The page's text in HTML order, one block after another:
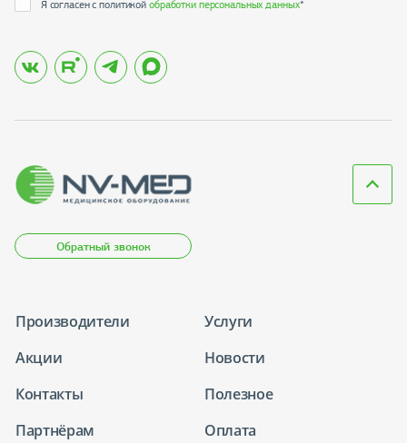
Я согласен с политикойобработки персональных данных*
Обратный звонок
Производители
Услуги
Акции
Новости
Контакты
Полезное
Партнёрам
Оплата